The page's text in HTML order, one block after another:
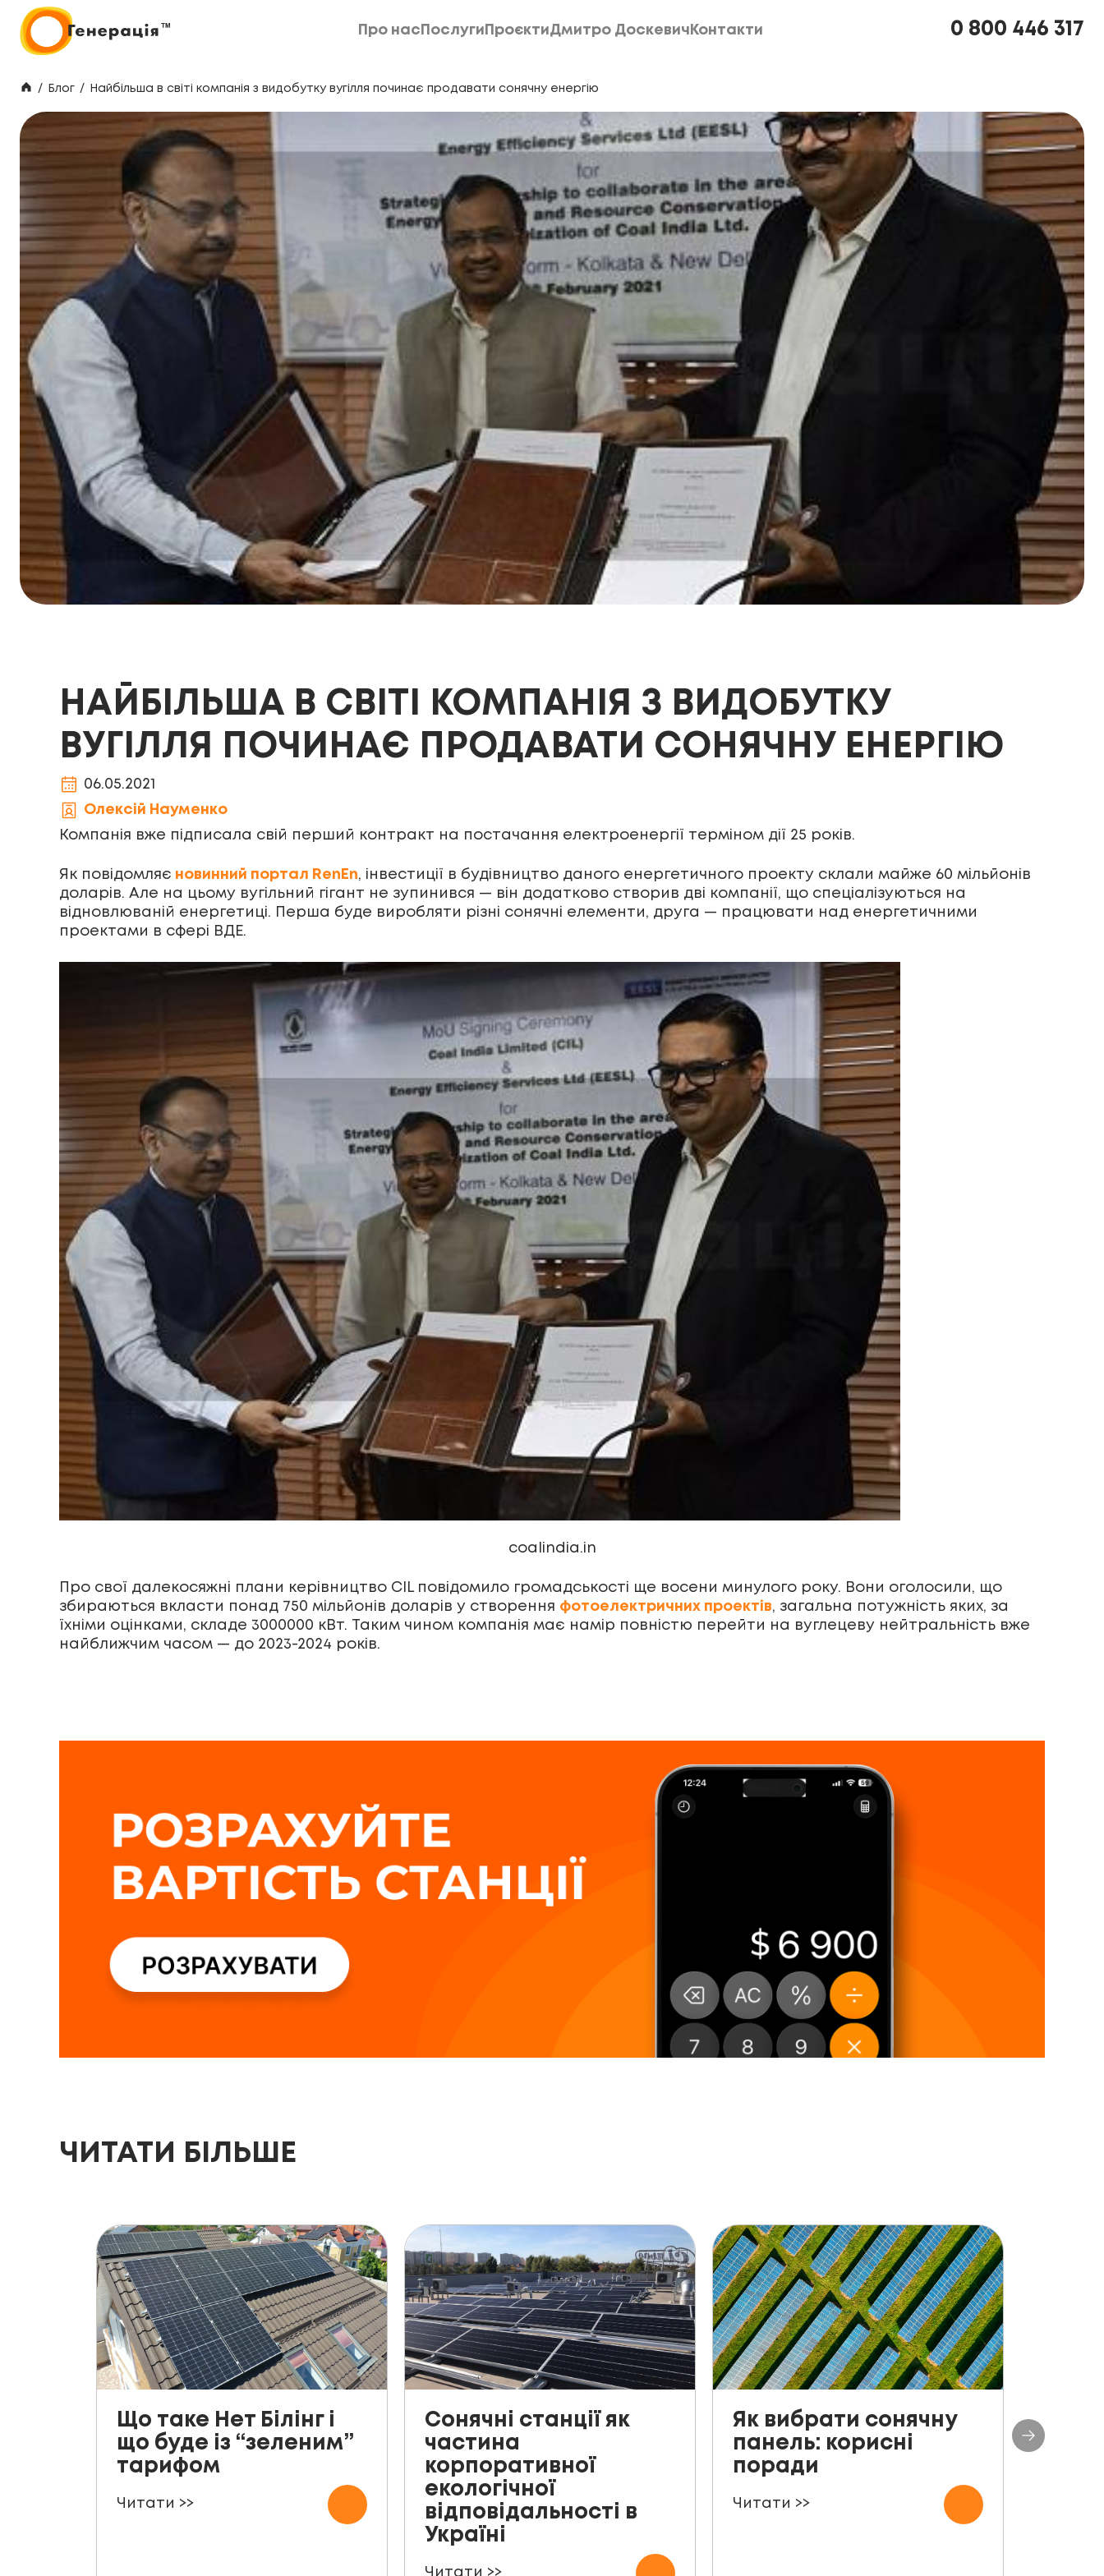
Про нас Послуги ПроєктиДмитро Доскевич Контакти
0 800 446 317
/ Блог / Найбільша в світі компанія з видобутку вугілля починає продавати сонячну енергію
НАЙБІЛЬША В СВІТІ КОМПАНІЯ З ВИДОБУТКУ
ВУГІЛЛЯ ПОЧИНАЄ ПРОДАВАТИ СОНЯЧНУ ЕНЕРГІЮ
06.05.2021
Олексій Науменко
Компанія вже підписала свій перший контракт на постачання електроенергії терміном дії 25 років.
Як повідомляє новинний портал RenEn, інвестиції в будівництво даного енергетичного проекту склали майже 60 мільйонів
доларів. Але на цьому вугільний гігант не зупинився — він додатково створив дві компанії, що спеціалізуються на
відновлюваній енергетиці. Перша буде виробляти різні сонячні елементи, друга — працювати над енергетичними
проектами в сфері ВДЕ.
coalindia.in
Про свої далекосяжні плани керівництво CIL повідомило громадськості ще восени минулого року. Вони оголосили, що
збираються вкласти понад 750 мільйонів доларів у створення фотоелектричних проектів, загальна потужність яких, за
їхніми оцінками, складе 3000000 кВт. Таким чином компанія має намір повністю перейти на вуглецеву нейтральність вже
найближчим часом — до 2023-2024 років.
ЧИТАТИ БІЛЬШЕ
Що таке Нет Білінг і
що буде із “зеленим”
тарифом
Читати >>
Сонячні станції як
частина
корпоративної
екологічної
відповідальності в
Україні
Читати >>
Як вибрати сонячну
панель: корисні
поради
Читати >>
До